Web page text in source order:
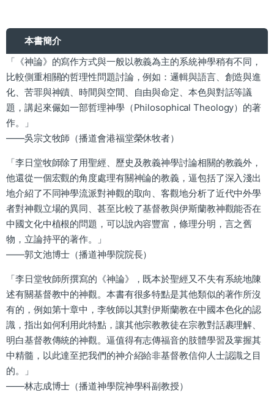
本書簡介
「《神論》的寫作方式與一般以教義為主的系統神學稍有不同，
比較側重相關的哲理性問題討論，例如：邏輯與語言、創造與進
化、苦罪與神蹟、時間與空間、自由與命定、本色與對話等議
題，講起來儼如一部哲理神學（Philosophical Theology）的著
作。」
——吳宗文牧師（播道會港福堂榮休牧者）
「李日堂牧師除了用聖經、歷史及教義神學討論相關的教義外，
他還從一個宏觀的角度處理有關神論的教義，逼包括了深入淺出
地介紹了不同神學流派對神觀的取向、客觀地分析了近代中外學
者對神觀立場的異同、甚至比較了基督教與伊斯蘭教神觀能否在
中國文化中植根的問題，可以說內容豐富，條理分明，言之舊
物，立論持平的著作。」
——郭文池博士（播道神學院院長）
「李日堂牧師所撰寫的《神論》，既本於聖經又不失有系統地陳
述有關基督教中的神觀。本書有很多特點是其他類似的著作所沒
有的，例如第十章中，李牧師以其對伊斯蘭教在中國本色化的認
識，指出如何利用此特點，讓其他宗教教徒在宗教對話裹理解、
明白基督教傳統的神觀。逼值得有志傳福音的肢體學習及掌握其
中精髓，以此達至把我們的神介紹給非基督教信仰人士認識之目
的。」
——林志成博士（播道神學院神學科副教授）